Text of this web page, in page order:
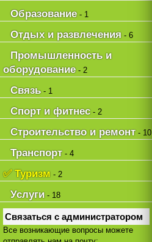
Образование- 1
Отдых и развлечения - 6
Промышленность и
оборудование- 2
Связь- 1
Спорт и фитнес- 2
Строительство и ремонт- 10
Транспорт- 4
✅ Туризм - 2
Услуги - 18
Связаться с администратором
Все возникающие вопросы можете